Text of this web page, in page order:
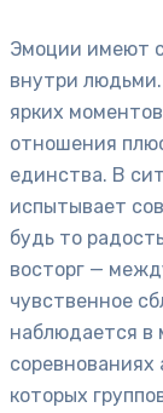
Эмоции имеют
внутри
ярких
отношения
единства. В
испытывает
будь то
восторг —
чувственное
наблюдается в
соревнованиях
которых